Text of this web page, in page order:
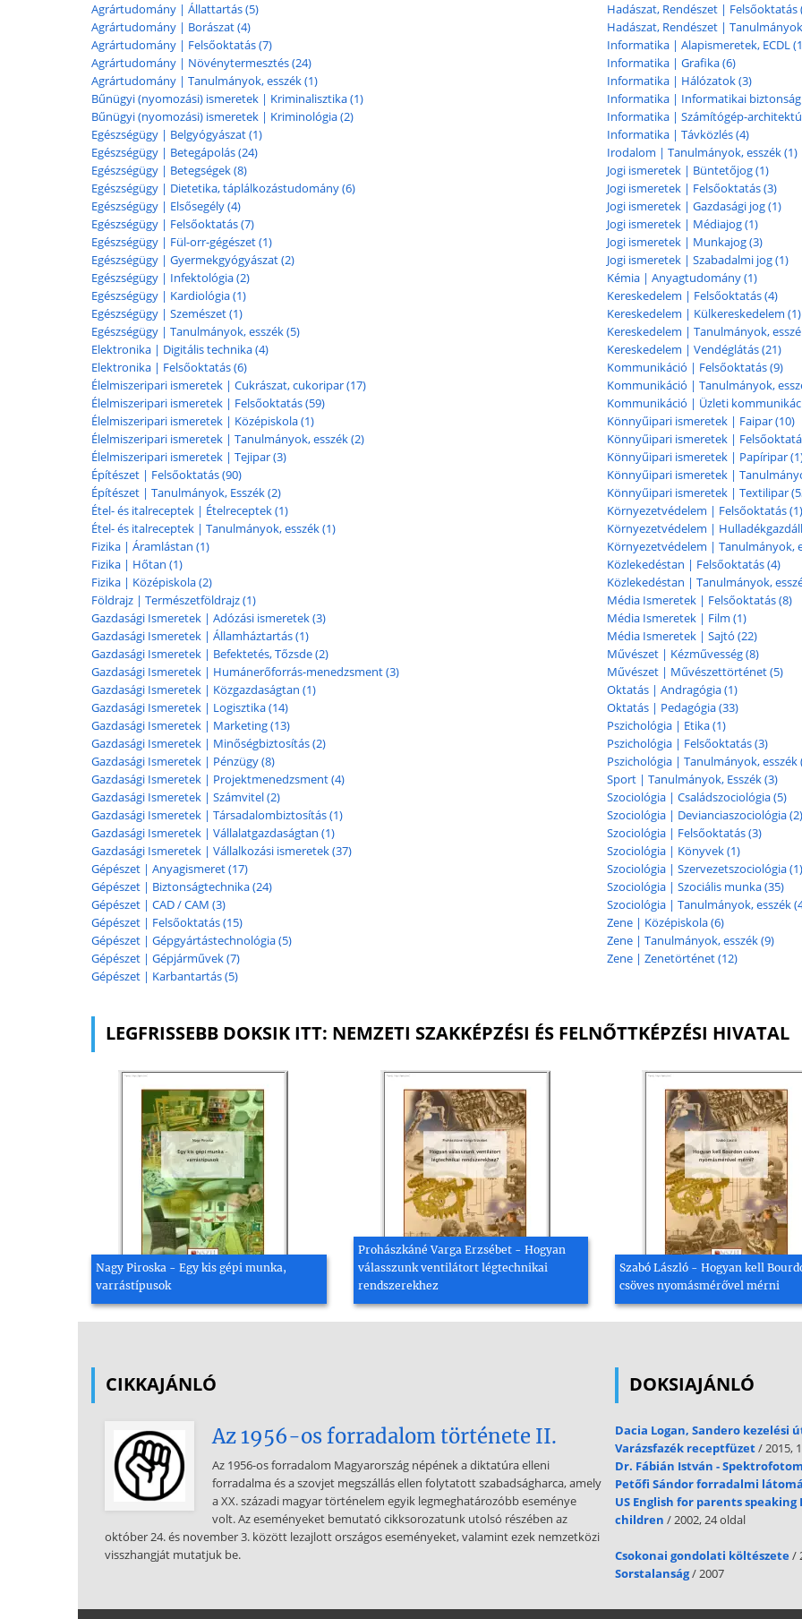
Agrártudomány | Állattartás (5)
Agrártudomány | Borászat (4)
Agrártudomány | Felsőoktatás (7)
Agrártudomány | Növénytermesztés (24)
Agrártudomány | Tanulmányok, esszék (1)
Bűnügyi (nyomozási) ismeretek | Kriminalisztika (1)
Bűnügyi (nyomozási) ismeretek | Kriminológia (2)
Egészségügy | Belgyógyászat (1)
Egészségügy | Betegápolás (24)
Egészségügy | Betegségek (8)
Egészségügy | Dietetika, táplálkozástudomány (6)
Egészségügy | Elsősegély (4)
Egészségügy | Felsőoktatás (7)
Egészségügy | Fül-orr-gégészet (1)
Egészségügy | Gyermekgyógyászat (2)
Egészségügy | Infektológia (2)
Egészségügy | Kardiológia (1)
Egészségügy | Szemészet (1)
Egészségügy | Tanulmányok, esszék (5)
Elektronika | Digitális technika (4)
Elektronika | Felsőoktatás (6)
Élelmiszeripari ismeretek | Cukrászat, cukoripar (17)
Élelmiszeripari ismeretek | Felsőoktatás (59)
Élelmiszeripari ismeretek | Középiskola (1)
Élelmiszeripari ismeretek | Tanulmányok, esszék (2)
Élelmiszeripari ismeretek | Tejipar (3)
Építészet | Felsőoktatás (90)
Építészet | Tanulmányok, Esszék (2)
Étel- és italreceptek | Ételreceptek (1)
Étel- és italreceptek | Tanulmányok, esszék (1)
Fizika | Áramlástan (1)
Fizika | Hőtan (1)
Fizika | Középiskola (2)
Földrajz | Természetföldrajz (1)
Gazdasági Ismeretek | Adózási ismeretek (3)
Gazdasági Ismeretek | Államháztartás (1)
Gazdasági Ismeretek | Befektetés, Tőzsde (2)
Gazdasági Ismeretek | Humánerőforrás-menedzsment (3)
Gazdasági Ismeretek | Közgazdaságtan (1)
Gazdasági Ismeretek | Logisztika (14)
Gazdasági Ismeretek | Marketing (13)
Gazdasági Ismeretek | Minőségbiztosítás (2)
Gazdasági Ismeretek | Pénzügy (8)
Gazdasági Ismeretek | Projektmenedzsment (4)
Gazdasági Ismeretek | Számvitel (2)
Gazdasági Ismeretek | Társadalombiztosítás (1)
Gazdasági Ismeretek | Vállalatgazdaságtan (1)
Gazdasági Ismeretek | Vállalkozási ismeretek (37)
Gépészet | Anyagismeret (17)
Gépészet | Biztonságtechnika (24)
Gépészet | CAD / CAM (3)
Gépészet | Felsőoktatás (15)
Gépészet | Gépgyártástechnológia (5)
Gépészet | Gépjárművek (7)
Gépészet | Karbantartás (5)
Hadászat, Rendészet | Felsőoktatás
Hadászat, Rendészet |
Informatika | Alapismeretek, ECDL
Informatika | Grafika (6)
Informatika | Hálózatok (3)
Informatika | Informatikai biztonság
Informatika | Számítógép-
Informatika | Távközlés (4)
Irodalom | Tanulmányok, esszék (1)
Jogi ismeretek | Büntetőjog (1)
Jogi ismeretek | Felsőoktatás (3)
Jogi ismeretek | Gazdasági jog (1)
Jogi ismeretek | Médiajog (1)
Jogi ismeretek | Munkajog (3)
Jogi ismeretek | Szabadalmi jog (1)
Kémia | Anyagtudomány (1)
Kereskedelem | Felsőoktatás (4)
Kereskedelem | Külkereskedelem (1)
Kereskedelem | Tanulmányok,
Kereskedelem | Vendéglátás (21)
Kommunikáció | Felsőoktatás (9)
Kommunikáció | Tanulmányok,
Kommunikáció | Üzleti
Könnyűipari ismeretek | Faipar (10)
Könnyűipari ismeretek |
Könnyűipari ismeretek | Papíripar
Könnyűipari ismeretek |
Könnyűipari ismeretek | Textilipar
Környezetvédelem | Felsőoktatás (1)
Környezetvédelem |
Környezetvédelem | Tanulmányok,
Közlekedéstan | Felsőoktatás (4)
Közlekedéstan | Tanulmányok,
Média Ismeretek | Felsőoktatás (8)
Média Ismeretek | Film (1)
Média Ismeretek | Sajtó (22)
Művészet | Kézművesség (8)
Művészet | Művészettörténet (5)
Oktatás | Andragógia (1)
Oktatás | Pedagógia (33)
Pszichológia | Etika (1)
Pszichológia | Felsőoktatás (3)
Pszichológia | Tanulmányok, esszék
Sport | Tanulmányok, Esszék (3)
Szociológia | Családszociológia (5)
Szociológia | Devianciaszociológia (2)
Szociológia | Felsőoktatás (3)
Szociológia | Könyvek (1)
Szociológia | Szervezetszociológia (1)
Szociológia | Szociális munka (35)
Szociológia | Tanulmányok, esszék
Zene | Középiskola (6)
Zene | Tanulmányok, esszék (9)
Zene | Zenetörténet (12)
LEGFRISSEBB DOKSIK ITT: NEMZETI SZAKKÉPZÉSI ÉS FELNŐTTKÉPZÉSI HIVATAL
Nagy Piroska - Egy kis gépi munka,
varrástípusok
Prohászkáné Varga Erzsébet - Hogyan
válasszunk ventilátort légtechnikai
rendszerekhez
Szabó László - Hogyan kell
csöves nyomásmérővel mérni
CIKKAJÁNLÓ
Az 1956-os forradalom története II.
Az 1956-os forradalom Magyarország népének a diktatúra elleni
forradalma és a szovjet megszállás ellen folytatott szabadságharca, amely
a XX. századi magyar történelem egyik legmeghatározóbb eseménye
volt. Az eseményeket bemutató cikksorozatunk utolsó részében az
október 24. és november 3. között lezajlott országos eseményeket, valamint ezek nemzetközi
visszhangját mutatjuk be.
DOKSIAJÁNLÓ
Dacia Logan, Sandero kezelési
Varázsfazék receptfüzet/ 2015,
Dr. Fábián István -
Petőfi Sándor forradalmi
US English for parents
children / 2002, 24 oldal
Csokonai gondolati költészete/
Sorstalanság/ 2007